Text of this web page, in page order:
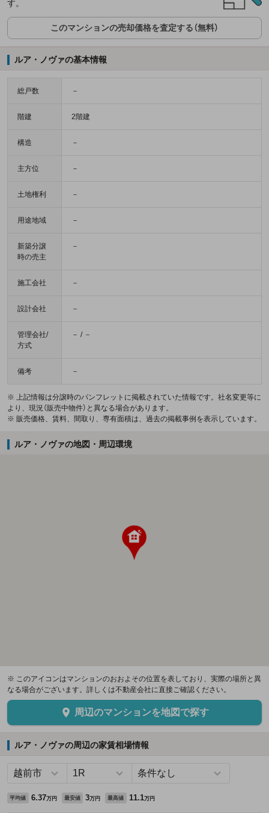
す。
このマンションの売却価格を査定する（無料）
ルア・ノヴァの基本情報
総戸数 －
階建 2階建
構造 －
主方位 －
土地権利 －
用途地域 －
新築分譲
時の売主
－
施工会社 －
設計会社 －
管理会社/
方式
－ / －
備考 －
※ 上記情報は分譲時のパンフレットに掲載されていた情報です。社名変更等に
より、現況（販売中物件）と異なる場合があります。
※ 販売価格、賃料、間取り、専有面積は、過去の掲載事例を表示しています。
ルア・ノヴァの地図・周辺環境
※ このアイコンはマンションのおおよその位置を表しており、実際の場所と異
なる場合がございます。詳しくは不動産会社に直接ご確認ください。
周辺のマンションを地図で探す
ルア・ノヴァの周辺の家賃相場情報
平均値 6.37万円 最安値 3万円 最高値 11.1万円